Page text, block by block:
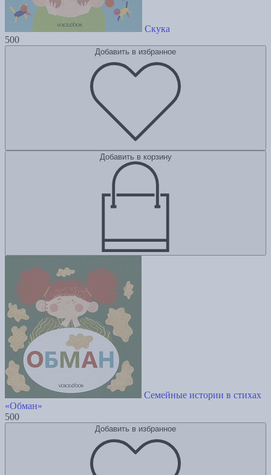
Скука
500
Добавить в избранное
Добавить в корзину
Семейные истории в стихах
«Обман»
500
Добавить в избранное